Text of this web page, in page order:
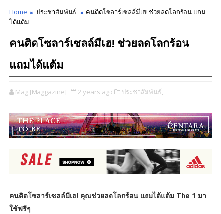
Home ประชาสัมพันธ์
คนติดโซลาร์เซลล์มีเฮ! ช่วยลดโลกร้อน แถม
ได้แต้ม
คนติดโซลาร์เซลล์มีเฮ! ช่วยลดโลกร้อน
แถมได้แต้ม
Mag [Maggazine] 2 years ago ประชาสัมพันธ์,
คนติดโซลาร์เซลล์มีเฮ! คุณช่วยลดโลกร้อน แถมได้แต้ม The 1 มา
ใช้ฟรีๆ